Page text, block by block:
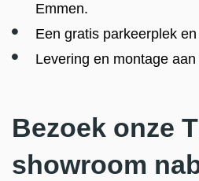
Emmen.
Een gratis parkeerplek
Levering en montage aan
Bezoek onze
showroom